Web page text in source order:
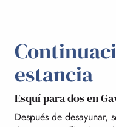
estancia
Esquí para dos en
Después de desayunar,